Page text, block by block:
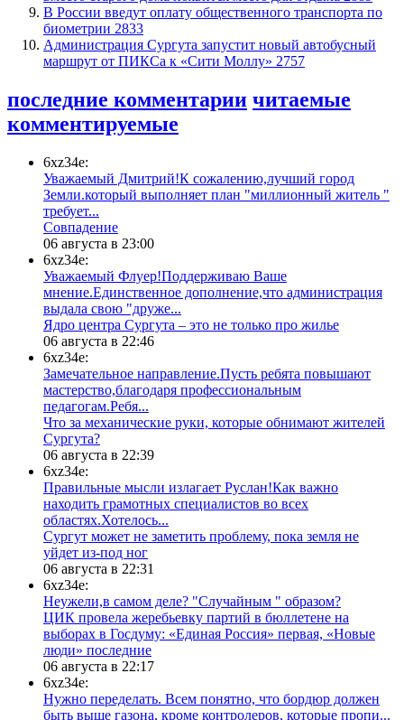
В России введут оплату общественного транспорта по
биометрии 2833
​Администрация Сургута запустит новый автобусный
маршрут от ПИКСа к «Сити Моллу» 2757
последние комментарии читаемые
комментируемые
6xz34e:
Уважаемый Дмитрий!К сожалению,лучший город
Земли.который выполняет план "миллионный житель "
требует...
​Совпадение
06 августа в 23:00
6xz34e:
Уважаемый Флуер!Поддерживаю Ваше
мнение.Единственное дополнение,что администрация
выдала свою "друже...
​Ядро центра Сургута ‒ это не только про жилье
06 августа в 22:46
6xz34e:
Замечательное направление.Пусть ребята повышают
мастерство,благодаря профессиональным
педагогам.Ребя...
​Что за механические руки, которые обнимают жителей
Сургута?
06 августа в 22:39
6xz34e:
Правильные мысли излагает Руслан!Как важно
находить грамотных специалистов во всех
областях.Хотелось...
Сургут может не заметить проблему, пока земля не
уйдет из-под ног
06 августа в 22:31
6xz34e:
Неужели,в самом деле? "Случайным " образом?
ЦИК провела жеребьевку партий в бюллетене на
выборах в Госдуму: «Единая Россия» первая, «Новые
люди» последние
06 августа в 22:17
6xz34e:
Нужно переделать. Всем понятно, что бордюр должен
быть выше газона, кроме контролеров, которые пропи...